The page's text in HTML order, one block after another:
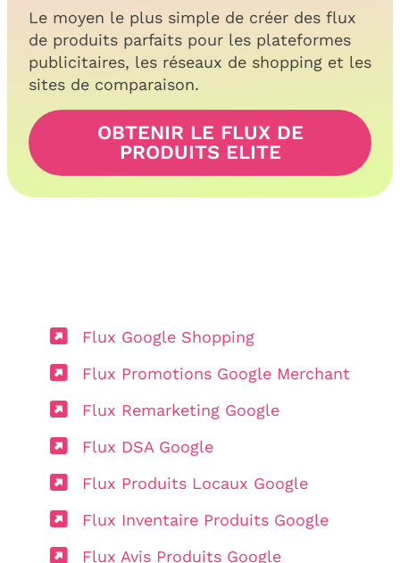
Le moyen le plus simple de créer des flux
de produits parfaits pour les plateformes
publicitaires, les réseaux de shopping et les
sites de comparaison.
OBTENIR LE FLUX DE
PRODUITS ELITE
Flux Google Shopping
Flux Promotions Google Merchant
Flux Remarketing Google
Flux DSA Google
Flux Produits Locaux Google
Flux Inventaire Produits Google
Flux Avis Produits Google